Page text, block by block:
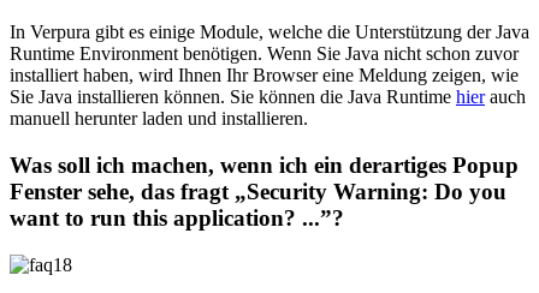
In Verpura gibt es einige Module, welche die Unterstützung der Java
Runtime Environment benötigen. Wenn Sie Java nicht schon zuvor
installiert haben, wird Ihnen Ihr Browser eine Meldung zeigen, wie
Sie Java installieren können. Sie können die Java Runtime hierauch
manuell herunter laden und installieren.
Was soll ich machen, wenn ich ein derartiges Popup
Fenster sehe, das fragt „Security Warning: Do you
want to run this application? ...”?